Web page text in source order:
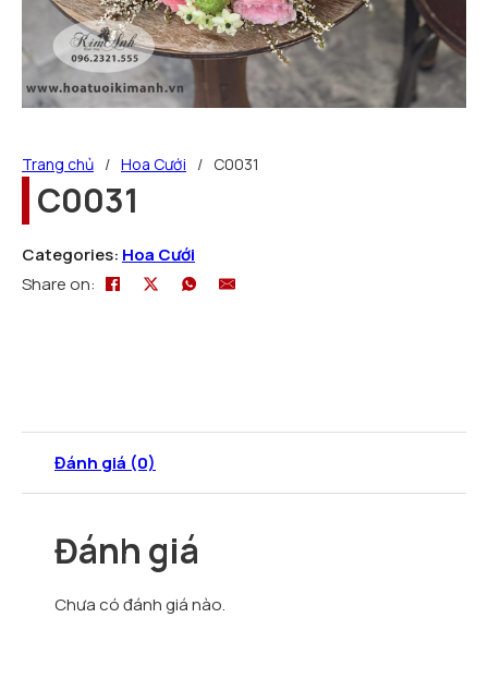
Trang chủ / Hoa Cưới / C0031
C0031
Categories: Hoa Cưới
Share on:
Đánh giá (0)
Đánh giá
Chưa có đánh giá nào.